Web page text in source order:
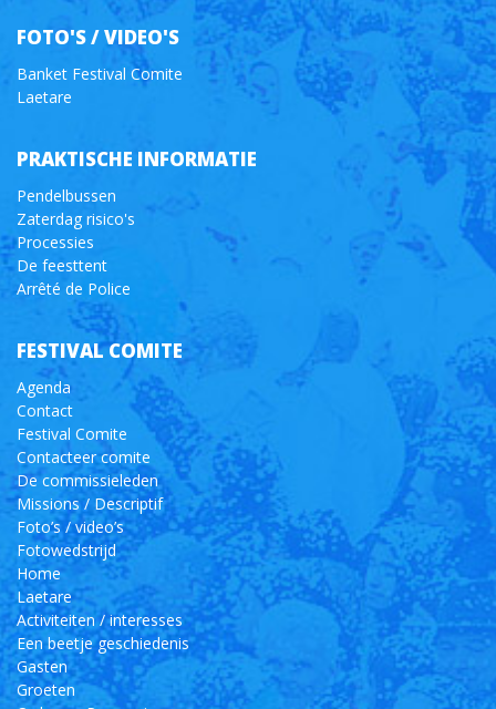
FOTO'S / VIDEO'S
Banket Festival Comite
Laetare
PRAKTISCHE INFORMATIE
Pendelbussen
Zaterdag risico's
Processies
De feesttent
Arrêté de Police
FESTIVAL COMITE
Agenda
Contact
Festival Comite
Contacteer comite
De commissieleden
Missions / Descriptif
Foto’s / video’s
Fotowedstrijd
Home
Laetare
Activiteiten / interesses
Een beetje geschiedenis
Gasten
Groeten